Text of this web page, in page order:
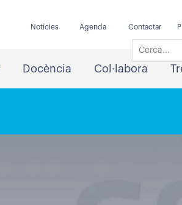
Notícies Agenda Contactar
Docència Col·labora